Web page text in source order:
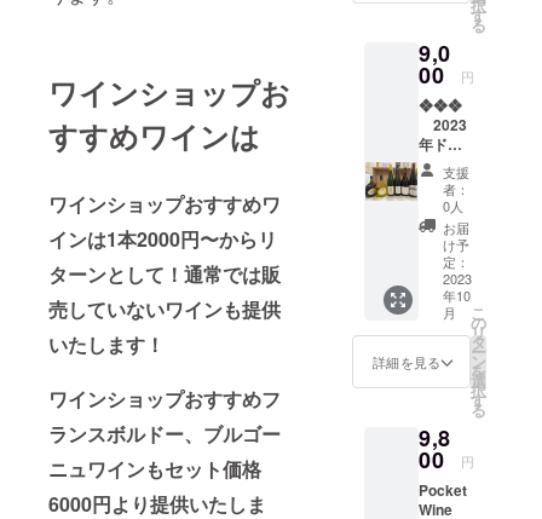
ワインショップお
すすめワインは
ワインショップおすすめワ
インは1本2000円〜からリ
ターンとして！通常では販
売していないワインも提供
いたします！
ワインショップおすすめフ
ランスボルドー、ブルゴー
ニュワインもセット価格
6000円より提供いたしま
して、現地
でのたくさ
んのワイン
生産者との
出会いや経
験をもと
に、教養講
座では、お
うちで簡単
にできるワ
イン産地の
伝統料理や
ワインとの
皆様にわか
りやすくお
伝えしてお
いま
す。 特
定商取
引法及
び酒税
法に基
づく表
示特定
商取引
に関す
る法
律」に
基づき
以下に
明示い
す。
https://
pocket-
school.
com/co
urse_d
escripti
なり、
は高い
レベル
でまと
まりま
す。香
ばしい
イース
トの香
りに絡
む青り
んごや
レモン
のよう
な溌剌
とした
酸味の
コンビ
ンパー
ニュに
しか出
せない
香味 フ
んじな
も、最
新技術
を取り
入れ革
新的な
品質の
向上を
遂げて
いる
『ヴァ
ランド
ロー』
。その
鬼才と
もいわ
れる
「テュ
ヌヴァ
ン」が
らかで
まろや
かな味
わいは
世界中
ロラク
ク発酵
と長め
の熟成
を行
い、
シャン
パンの
華やか
さ、
ハーモ
ニー、
繊細さ
を追求
してい
ます。
アクセ
ルと
ヴァロ
ンの最
みもま
た優れ
たコス
トパ
フォー
を行っ
ていま
す。
2004年
から
リュッ
ト・レ
ゾネ栽
培を実
践し、
2018年
HVE（
環境価
値重
視）認
証を取
得しま
した。
に、
2020年
から有
機栽培
にも取
・。
ボル
ドーの
最上質
のテロ
ワール
で生産
されて
いま
す。非
常に華
やかな
トロピ
カル・
フルー
ハーブ
などの
ヴァー
が広が
り、バ
ランス
の良い
は、標
高250～
350mの
なだら
かな斜
面に広
がって
おり、
抜群の
水はけ
と太陽
の恩恵
を受け
る好条
件にあ
す。畑
には
ガメ
イ、ピ
ノノ
ワー
満載。
ワイン
の歴
史、醸
造方
法、フ
ランス
の各地
方のワ
インや
各国の
ワイン
の特徴
をエピ
ソード
ながら
ご紹介
受講後
はワイ
ンのエ
チケッ
ト終了
後メー
ルにて
調整さ
せてい
ただき
ます
受講方
法
（オン
ライン
の場
合）
・
使用す
るツー
ル：
・
使用
の動作
を学ば
が、さ
らに生
産地、
土壌、
品種の
個性を
探りな
がら、
世界の
ワイン
産地を
旅する
よう
に、料
理とと
もにワ
インを
度は飲
んでみ
たい名
醸産地
ワイ
択
す
る
9,0
00 円
❖❖❖
2023
年ドイ
ツワイ
ンケ
ナー・
上級ケ
ナー認
定試験
対策
❖❖❖
ドイツ
ワイン
ケ
ナー・
上級ケ
定試験
対策：
180分
×1回
有効期
支援
者：
0人
お届
け予
定：
2023
年10
月
詳細を見る
こ
の
リ
タ
ー
ン
を
選
択
す
る
9,8
00 円
Pocket
Wine